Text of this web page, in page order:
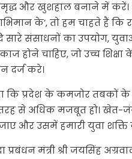
और खुशहाल बनाने में करें।
के’, तो हम चाहते हैं
संसाधनों का उपयोग,
चाहिए, जो उच्च शिक्षा
दर्ज करे।
कि प्रदेश के कमजोर तबकों के
तरह से अधिक मजबूत हो।
और उसमें हमारी युवा
प्रबंधन मंत्री श्री जयसिंह